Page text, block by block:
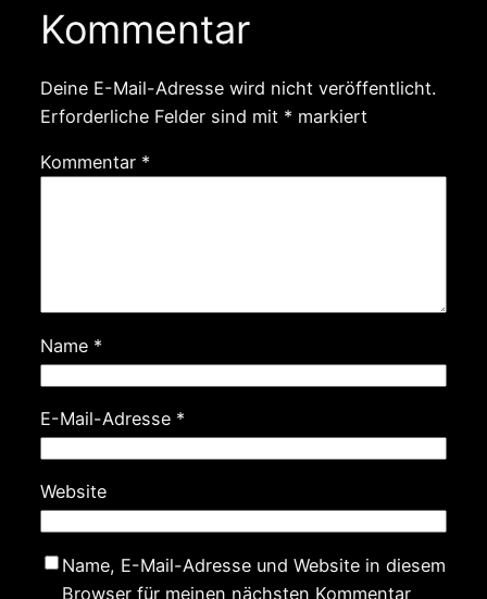
Kommentar
Deine E-Mail-Adresse wird nicht veröffentlicht.
Erforderliche Felder sind mit * markiert
Kommentar *
Name *
E-Mail-Adresse *
Website
Name, E-Mail-Adresse und Website in diesem
Browser für meinen nächsten Kommentar